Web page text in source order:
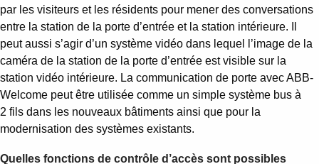
par les visiteurs et les résidents pour mener des conversations
entre la station de la porte d’entrée et la station intérieure. Il
peut aussi s’agir d’un système vidéo dans lequel l’image de la
caméra de la station de la porte d’entrée est visible sur la
station vidéo intérieure. La communication de porte avec ABB-
Welcome peut être utilisée comme un simple système bus à
2 fils dans les nouveaux bâtiments ainsi que pour la
modernisation des systèmes existants.
Quelles fonctions de contrôle d’accès sont possibles